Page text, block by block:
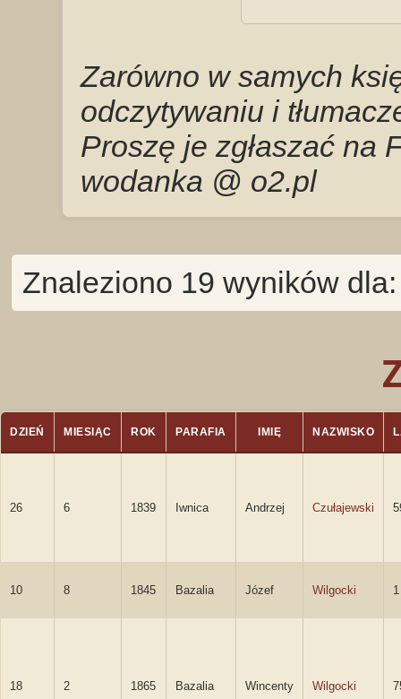
Zarówno w samych
odczytywaniu i
Proszę je zgłaszać na
wodanka @ o2.pl
Znaleziono 19 wyników
DZIEŃ MIESIĄC ROK PARAFIA IMIĘ NAZWISKO
26 6 1839 Iwnica Andrzej Czułajewski
10 8 1845 Bazalia Józef Wilgocki 1
18 2 1865 Bazalia Wincenty Wilgocki